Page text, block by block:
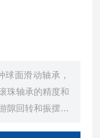
球面滑动轴承，
珠轴承的精度和
隙回转和振摆运